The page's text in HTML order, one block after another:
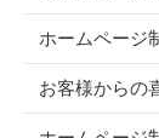
ホームページ
お客様からの